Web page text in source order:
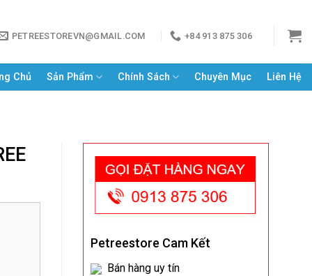
PETREESTOREVN@GMAIL.COM +84 913 875 306
Chủ Sản Phẩm Chính Sách Chuyên Mục Liên Hệ
Petreestore Cam Kết
Bán hàng uy tín